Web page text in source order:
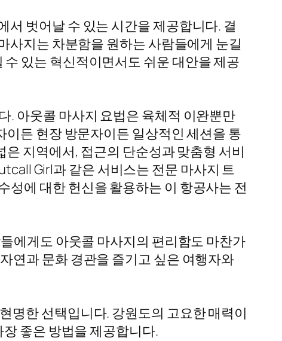
벗어날 수 있는 시간을 제공합니다. 결
사지는 차분함을 원하는 사람들에게 눈길
있는 혁신적이면서도 쉬운 대안을 제공
. 아웃콜 마사지 요법은 육체적 이완뿐만
든 현장 방문자이든 일상적인 세션을 통
지역에서, 접근의 단순성과 맞춤형 서비
Girl과 같은 서비스는 전문 마사지 트
성에 대한 헌신을 활용하는 이 항공사는 전
에게도 아웃콜 마사지의 편리함도 마찬가
연과 문화 경관을 즐기고 싶은 여행자와
명한 선택입니다. 강원도의 고요한 매력이
좋은 방법을 제공합니다.